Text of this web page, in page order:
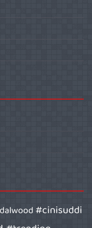
#cinisuddi